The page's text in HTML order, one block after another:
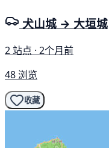
犬山城 → 大垣城
2 站点 · 2个月前
48 浏览
收藏